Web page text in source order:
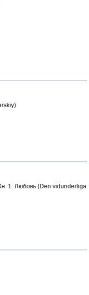
1: Любовь (Den vidunderliga